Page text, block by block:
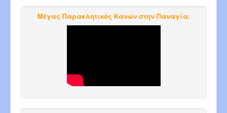
Μέγας Παρακλητικός Κανών στην Παναγία.